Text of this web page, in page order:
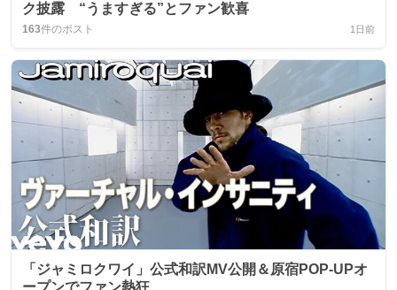
ク披露 “うますぎる”とファン歓喜
163件のポスト 1日前
「ジャミロクワイ」公式和訳MV公開＆原宿POP‑UPオ